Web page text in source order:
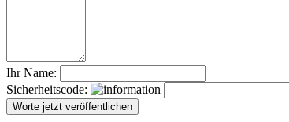
Ihr Name:
Sicherheitscode: